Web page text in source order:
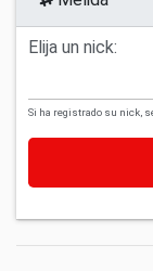
Elija un nick:
Si ha registrado su nick,